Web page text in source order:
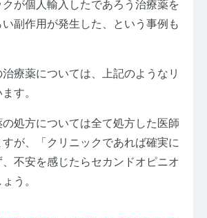
が個人輸入したであろう治療薬を
副作用が発生した、という事例も
療薬については、上記のようなリ
す。
処方については全て処方した医師
が、「クリニックであれば確実に
不安を感じたらセカンドオピニオ
う。